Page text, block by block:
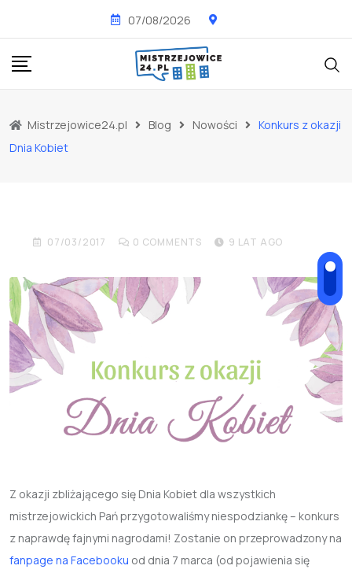
content
07/08/2026
Mistrzejowice24.pl Blog Nowości
Konkurs z okazji
Dnia Kobiet
NOWOŚCI
07/03/2017 0 COMMENTS 9 LAT AGO
Z okazji zbliżającego się Dnia Kobiet dla wszystkich
mistrzejowickich Pań przygotowaliśmy niespodziankę – konkurs
z naprawdę fajnymi nagrodami! Zostanie on przeprowadzony na
fanpage na Facebooku od dnia 7 marca (od pojawienia się